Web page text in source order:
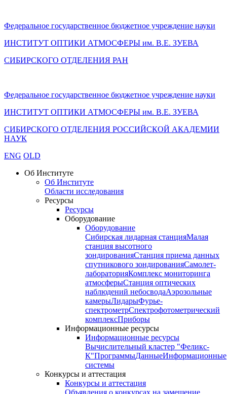
Федеральное государственное бюджетное учреждение науки
ИНСТИТУТ ОПТИКИ АТМОСФЕРЫ им. В.Е. ЗУЕВА
СИБИРСКОГО ОТДЕЛЕНИЯ РАН
Федеральное государственное бюджетное учреждение науки
ИНСТИТУТ ОПТИКИ АТМОСФЕРЫ им. В.Е. ЗУЕВА
СИБИРСКОГО ОТДЕЛЕНИЯ РОССИЙСКОЙ АКАДЕМИИ
НАУК
ENG OLD
Об Институте
Об Институте
Области исследования
Ресурсы
Ресурсы
Оборудование
Оборудование
Сибирская лидарная станцияМалая
станция высотного
зондированияСтанция приема данных
спутникового зондированияСамолет-
лабораторияКомплекс мониторинга
атмосферыСтанция оптических
наблюдений небосводаАэрозольные
камерыЛидарыФурье-
спектрометрСпектрофотометрический
комплексПриборы
Информационные ресурсы
Информационные ресурсы
Вычислительный кластер "Феликс-
К"ПрограммыДанныеИнформационные
системы
Конкурсы и аттестация
Конкурсы и аттестация
Объявления о конкурсах на замещение